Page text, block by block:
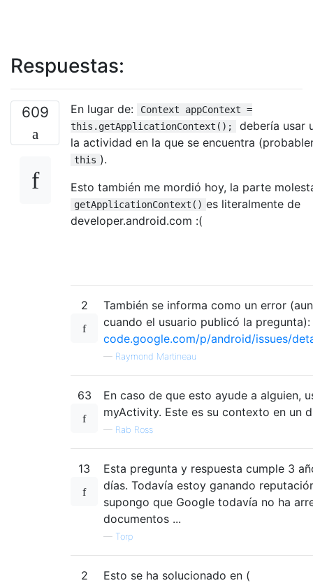
Respuestas:
609 En lugar de:
Context appContext =
this.getApplicationContext();
debería usar
la actividad en la que se encuentra
this ).
Esto también me mordió hoy, la parte
getApplicationContext() es literalmente de
developer.android.com :(
2
También se informa como un error
cuando el usuario publicó la pregunta):
code.google.com/p/android/issues/
— Raymond Martineau
63
En caso de que esto ayude a alguien,
myActivity. Este es su contexto en un
— Rab Ross
13
Esta pregunta y respuesta cumple 3
días. Todavía estoy ganando
supongo que Google todavía no ha
documentos ...
— Torp
2
Esto se ha solucionado en (